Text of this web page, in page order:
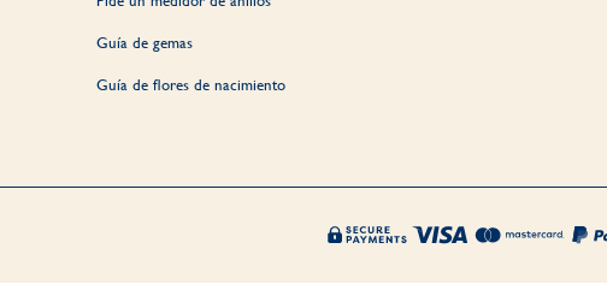
Guía de gemas
Guía de flores de nacimiento